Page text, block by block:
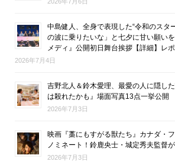
中島健人、全身で表現した“令和のスタ
の波に乗りたいな」と七夕に甘い願い
メディ』公開初日舞台挨拶【詳細】レポ
2026年7月4日
吉野北人＆鈴木愛理、最愛の人に隠し
は殺れたかも』場面写真13点一挙公開
2026年7月3日
映画『藁にもすがる獣たち』カナダ・
ノミネート！鈴鹿央士・城定秀夫監督
2026年7月3日